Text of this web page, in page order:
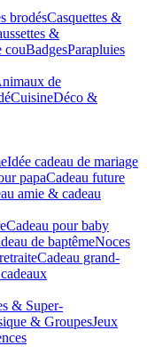
brodésCasquettes &
&
couBadgesParapluies
de
CuisineDéco &
Idée cadeau de mariage​
papaCadeau future
amie & cadeau
Cadeau pour baby
de baptêmeNoces
Cadeau grand-
& Super-
& GroupesJeux